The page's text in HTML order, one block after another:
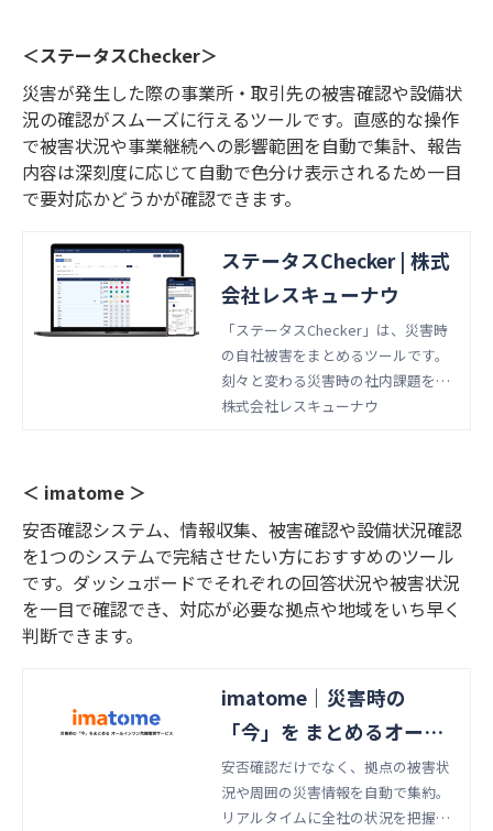
＜ステータスChecker＞
災害が発生した際の事業所・取引先の被害確認や設備状
況の確認がスムーズに行えるツールです。直感的な操作
で被害状況や事業継続への影響範囲を自動で集計、報告
内容は深刻度に応じて自動で色分け表示されるため一目
で要対応かどうかが確認できます。
ステータスChecker | 株式
会社レスキューナウ
「ステータスChecker」は、災害時
の自社被害をまとめるツールです。
刻々と変わる災害時の社内課題を迅
速かつ正確に捉えます。
株式会社レスキューナウ
＜ imatome ＞
安否確認システム、情報収集、被害確認や設備状況確認
を1つのシステムで完結させたい方におすすめのツール
です。ダッシュボードでそれぞれの回答状況や被害状況
を一目で確認でき、対応が必要な拠点や地域をいち早く
判断できます。
imatome｜災害時の
「今」を まとめるオール
インワン 危機管理サービ
ス
安否確認だけでなく、拠点の被害状
況や周囲の災害情報を自動で集約。
リアルタイムに全社の状況を把握